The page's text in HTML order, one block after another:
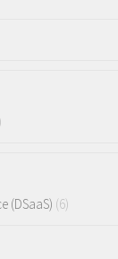
(DSaaS) (6)